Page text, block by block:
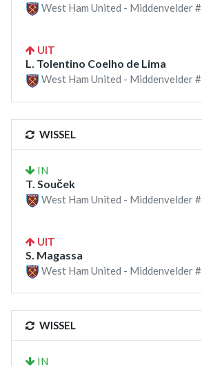
West Ham United - Middenvelder #
UIT
L. Tolentino Coelho de Lima
West Ham United - Middenvelder #
WISSEL
IN
T. Souček
West Ham United - Middenvelder #
UIT
S. Magassa
West Ham United - Middenvelder #
WISSEL
IN